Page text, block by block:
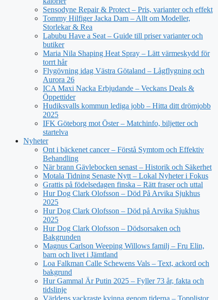
Sensodyne Repair & Protect – Pris, varianter och effekt
Tommy Hilfiger Jacka Dam – Allt om Modeller,
Storlekar & Rea
Labubu Have a Seat – Guide till priser varianter och
butiker
Maria Nila Shaping Heat Spray – Lätt värmeskydd för
torrt hår
Flygövning idag Västra Götaland – Lågflygning och
Aurora 26
ICA Maxi Nacka Erbjudande – Veckans Deals &
Öppettider
Hudiksvalls kommun lediga jobb – Hitta ditt drömjobb
2025
IFK Göteborg mot Öster – Matchinfo, biljetter och
startelva
Nyheter
Ont i bäckenet cancer – Förstå Symtom och Effektiv
Behandling
När brann Gävlebocken senast – Historik och Säkerhet
Motala Tidning Senaste Nytt – Lokal Nyheter i Fokus
Grattis på födelsedagen finska – Rätt fraser och uttal
Hur Dog Clark Olofsson – Död På Arvika Sjukhus
2025
Hur Dog Clark Olofsson – Död på Arvika Sjukhus
2025
Hur Dog Clark Olofsson – Dödsorsaken och
Bakgrunden
Magnus Carlson Weeping Willows familj – Fru Elin,
barn och livet i Jämtland
Loa Falkman Calle Schewens Vals – Text, ackord och
bakgrund
Hur Gammal Är Putin 2025 – Fyller 73 år, fakta och
tidslinje
Världens vackraste kvinna genom tiderna – Topplistor